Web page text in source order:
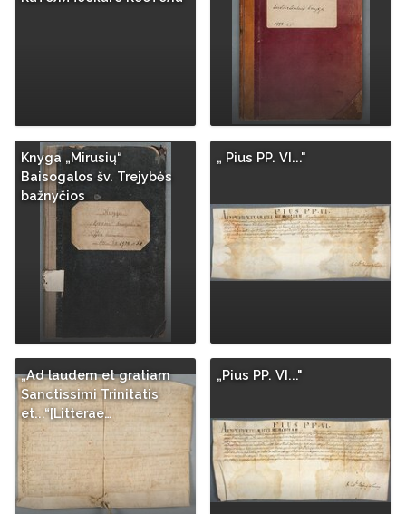
Knyga „Mirusių“
Baisogalos šv. Trejybės
bažnyčios
„ Pius PP. VI..."
„Ad laudem et gratiam
Sanctissimi Trinitatis
et...“[Litterae…
„Pius PP. VI..."